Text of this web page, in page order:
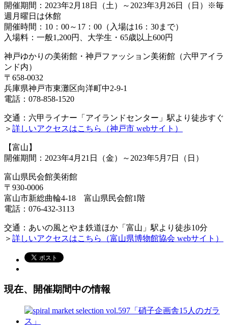
開催期間：2023年2月18日（土）～2023年3月26日（日）※毎
週月曜日は休館
開催時間：10：00～17：00（入場は16：30まで）
入場料：一般1,200円、大学生・65歳以上600円
神戸ゆかりの美術館・神戸ファッション美術館（六甲アイラ
ンド内）
〒658-0032
兵庫県神戸市東灘区向洋町中2-9-1
電話：078-858-1520
交通：六甲ライナー「アイランドセンター」駅より徒歩すぐ
＞ 詳しいアクセスはこちら（神戸市 webサイト）
【富山】
開催期間：2023年4月21日（金）～2023年5月7日（日）
富山県民会館美術館
〒930-0006
富山市新総曲輪4-18 富山県民会館1階
電話：076-432-3113
交通：あいの風とやま鉄道ほか「富山」駅より徒歩10分
＞ 詳しいアクセスはこちら（富山県博物館協会 webサイト）
現在、開催期間中の情報